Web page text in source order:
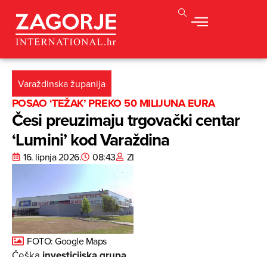
Varaždinska županija
POSAO ‘TEŽAK’ PREKO 50 MILIJUNA EURA
Česi preuzimaju trgovački centar
‘Lumini’ kod Varaždina
16. lipnja 2026. 08:43 ZI
FOTO: Google Maps